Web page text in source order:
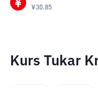
¥30.85
Kurs Tukar